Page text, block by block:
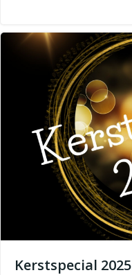
Kerstspecial 2025